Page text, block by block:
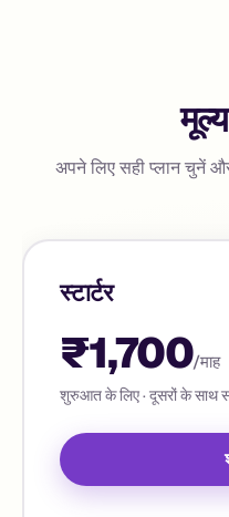
मूल्य
अपने लिए सही प्लान चुनें
स्टार्टर
₹1,700/माह
शुरुआत के लिए · दूसरों के साथ